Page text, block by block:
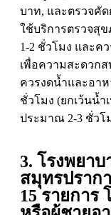
บาท, และตรวจคัด
ใช้บริการตรวจสุ
1-2 ชั่วโมง และค
เพื่อความสะดวก
ควรงดน้ำและอาห
ชั่วโมง (ยกเว้นน้ำ
ประมาณ 2-3 ชั่วโ
3. โรงพยา
สมุทรปราก
15 รายการ